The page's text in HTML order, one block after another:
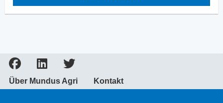
Über Mundus Agri Kontakt